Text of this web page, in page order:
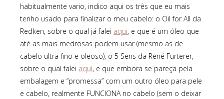
habitualmente vario, indico aqui os três que eu mais
tenho usado para finalizar o meu cabelo: o Oil for All da
Redken, sobre o qual já falei aqui, e que é um óleo que
até as mais medrosas podem usar (mesmo as de
cabelo ultra fino e oleoso), o 5 Sens da René Furterer,
sobre o qual falei aqui, e que embora se pareça pela
embalagem e “promessa” com um outro óleo para pele
e cabelo, realmente FUNCIONA no cabelo (sem o deixar